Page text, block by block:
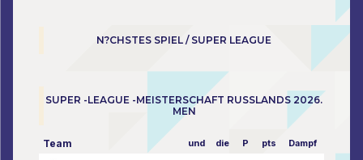
N?CHSTES SPIEL / SUPER LEAGUE
SUPER -LEAGUE -MEISTERSCHAFT RUSSLANDS 2026.
MEN
Team und die P pts Dampf